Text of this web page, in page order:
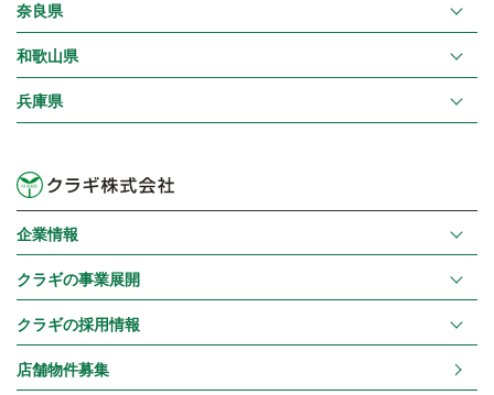
奈良県
和歌山県
兵庫県
企業情報
クラギの事業展開
クラギの採用情報
店舗物件募集